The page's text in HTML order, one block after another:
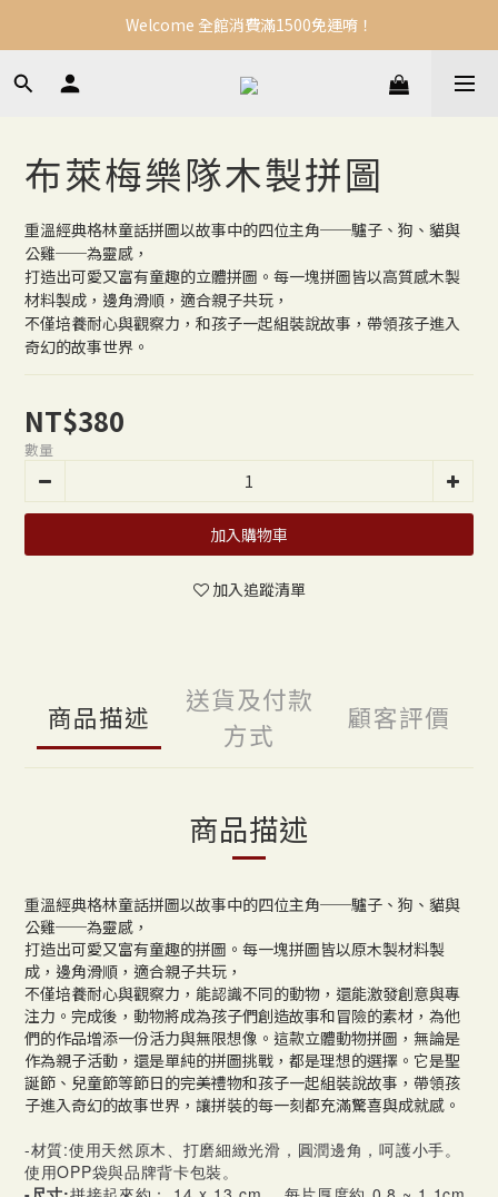
Welcome 全館消費滿1500免運唷！
布萊梅樂隊木製拼圖
重溫經典格林童話拼圖以故事中的四位主角──驢子、狗、貓與
公雞──為靈感，
打造出可愛又富有童趣的立體拼圖。每一塊拼圖皆以高質感木製
材料製成，邊角滑順，適合親子共玩，
不僅培養耐心與觀察力，和孩子一起組裝說故事，帶領孩子進入
奇幻的故事世界。
NT$380
數量
加入購物車
加入追蹤清單
商品描述
送貨及付款
方式
顧客評價
商品描述
重溫經典格林童話拼圖以故事中的四位主角──驢子、狗、貓與
公雞──為靈感，
打造出可愛又富有童趣的拼圖。每一塊拼圖皆以原木製材料製
成，邊角滑順，適合親子共玩，
不僅培養耐心與觀察力，能認識不同的動物，還能激發創意與專
注力。完成後，動物將成為孩子們創造故事和冒險的素材，為他
們的作品增添一份活力與無限想像。這款立體動物拼圖，無論是
作為親子活動，還是單純的拼圖挑戰，都是理想的選擇。它是聖
誕節、兒童節等節日的完美禮物和孩子一起組裝說故事，帶領孩
子進入奇幻的故事世界，讓拼裝的每一刻都充滿驚喜與成就感。
-材質:使用天然原木、打磨細緻光滑，圓潤邊角，呵護小手。
使用OPP袋與品牌背卡包裝。